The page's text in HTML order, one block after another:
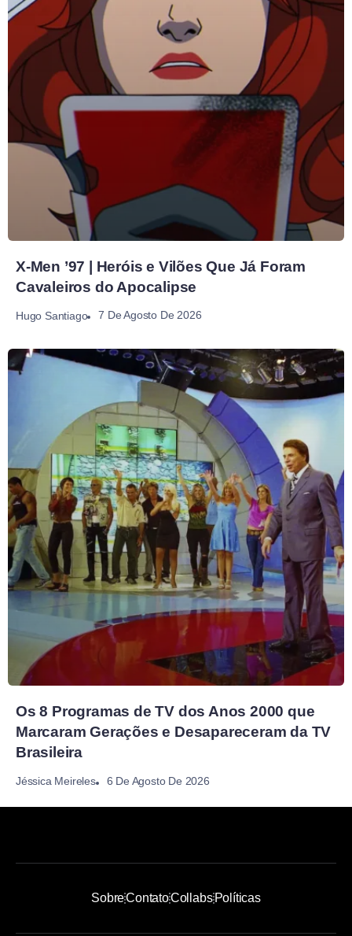
X-Men ’97 | Heróis e Vilões Que Já Foram
Cavaleiros do Apocalipse
Hugo Santiago 7 De Agosto De 2026
Os 8 Programas de TV dos Anos 2000 que
Marcaram Gerações e Desapareceram da TV
Brasileira
Jéssica Meireles 6 De Agosto De 2026
SobreContatoCollabsPolíticas